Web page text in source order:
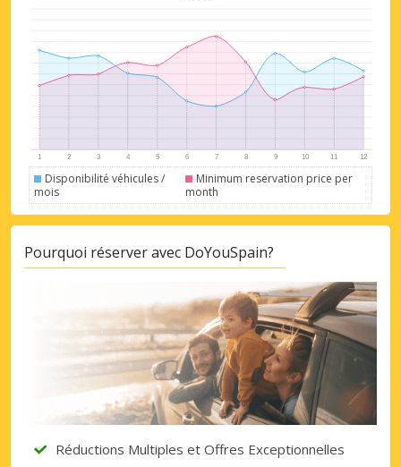
Disponibilité véhicules /
mois
Minimum reservation price per
month
Pourquoi réserver avec DoYouSpain?
Réductions Multiples et Offres Exceptionnelles